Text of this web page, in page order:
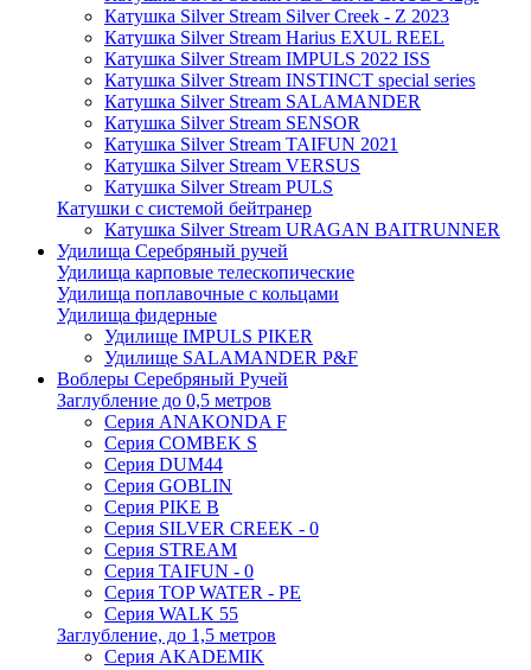
Катушка Silver Stream Silver Creek - Z 2023
Катушка Silver Stream Harius EXUL REEL
Катушка Silver Stream IMPULS 2022 ISS
Катушка Silver Stream INSTINCT special series
Катушка Silver Stream SALAMANDER
Катушка Silver Stream SENSOR
Катушка Silver Stream TAIFUN 2021
Катушка Silver Stream VERSUS
Катушка Silver Stream PULS
Катушки с системой бейтранер
Катушка Silver Stream URAGAN BAITRUNNER
Удилища Серебряный ручей
Удилища карповые телескопические
Удилища поплавочные с кольцами
Удилища фидерные
Удилище IMPULS PIKER
Удилище SALAMANDER P&F
Воблеры Серебряный Ручей
Заглубление до 0,5 метров
Серия ANAKONDA F
Серия COMBEK S
Серия DUM44
Серия GOBLIN
Серия PIKE B
Серия SILVER CREEK - 0
Серия STREAM
Серия TAIFUN - 0
Серия TOP WATER - PE
Серия WALK 55
Заглубление, до 1,5 метров
Серия AKADEMIK